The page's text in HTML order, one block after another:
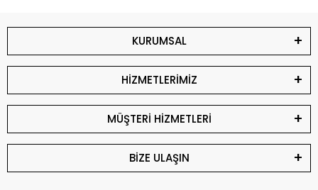
KURUMSAL
HİZMETLERİMİZ
MÜŞTERİ HİZMETLERİ
BİZE ULAŞIN